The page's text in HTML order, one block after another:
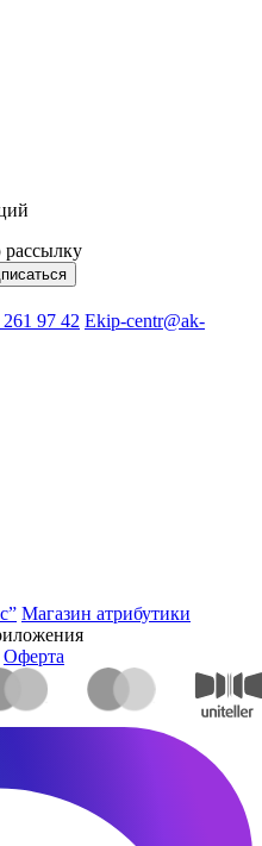
97 42 Ekip-centr@ak-
Магазин атрибутики
Оферта